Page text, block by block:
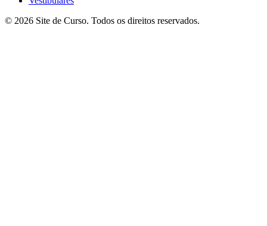
© 2026 Site de Curso. Todos os direitos reservados.